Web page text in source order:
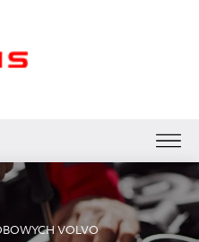
VOLVO